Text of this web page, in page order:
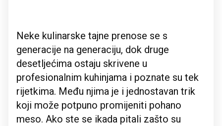
Neke kulinarske tajne prenose se s
generacije na generaciju, dok druge
desetljećima ostaju skrivene u
profesionalnim kuhinjama i poznate su tek
rijetkima. Među njima je i jednostavan trik
koji može potpuno promijeniti pohano
meso. Ako ste se ikada pitali zašto su